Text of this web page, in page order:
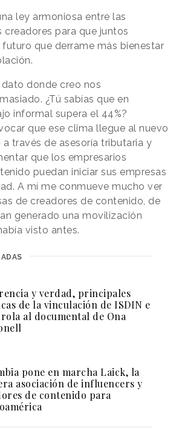
ley armoniosa entre las
creadores para que juntos
que derrame más bienestar
dato donde creo nos
¿Tú sabías que en
informal supera el 44%?
que ese clima llegue al nuevo
a través de asesoría tributaria y
que los empresarios
puedan iniciar sus empresas
A mí me conmueve mucho ver
de creadores de contenido, de
generado una movilización
visto antes.
y verdad, principales
de la vinculación de ISDIN e
al documental de Ona
pone en marcha Laick, la
asociación de influencers y
de contenido para